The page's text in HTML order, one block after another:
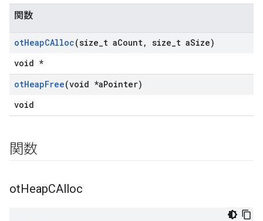
関数
otHeapCAlloc(size t aCount, size t aSize)
void *
otHeapFree(void *aPointer)
void
関数
otHeapCAlloc